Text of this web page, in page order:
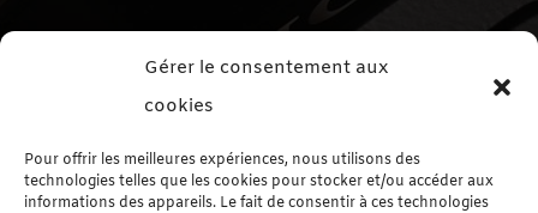
Gérer le consentement aux
cookies
Pour offrir les meilleures expériences, nous utilisons des
technologies telles que les cookies pour stocker et/ou accéder aux
informations des appareils. Le fait de consentir à ces technologies
Me suivre sur les réseaux sociaux